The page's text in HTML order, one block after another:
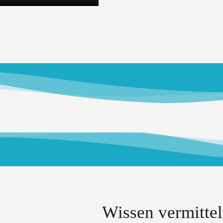
Wissen